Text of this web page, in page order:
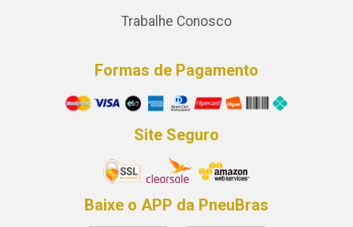
Trabalhe Conosco
Formas de Pagamento
Site Seguro
Baixe o APP da PneuBras